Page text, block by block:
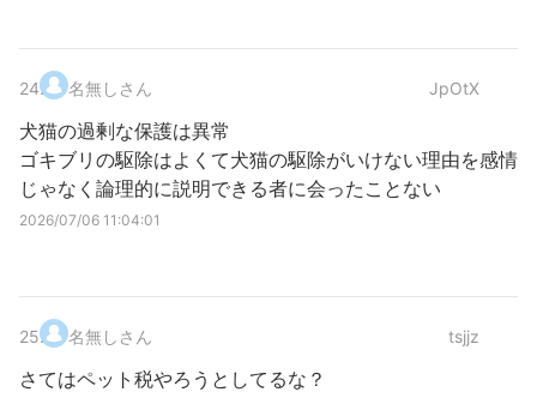
24. 名無しさん JpOtX
犬猫の過剰な保護は異常
ゴキブリの駆除はよくて犬猫の駆除がいけない理由を感情
じゃなく論理的に説明できる者に会ったことない
2026/07/06 11:04:01
25. 名無しさん tsjjz
さてはペット税やろうとしてるな？